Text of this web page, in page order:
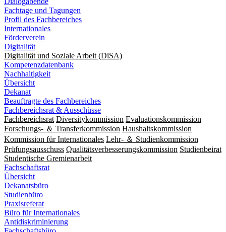
Fachtage und Tagungen
Profil des Fachbereiches
Internationales
Förderverein
Digitalität
Digitalität und Soziale Arbeit (DiSA)
Kompetenzdatenbank
Nachhaltigkeit
Übersicht
Dekanat
Beauftragte des Fachbereiches
Fachbereichsrat & Ausschüsse
Fachbereichsrat Diversitykommission Evaluationskommission
Forschungs- ＆ Transferkommission Haushaltskommission
Kommission für Internationales Lehr- ＆ Studienkommission
Prüfungsausschuss Qualitätsverbesserungskommission Studienbeirat
Studentische Gremienarbeit
Fachschaftsrat
Übersicht
Dekanatsbüro
Studienbüro
Praxisreferat
Büro für Internationales
Antidiskriminierung